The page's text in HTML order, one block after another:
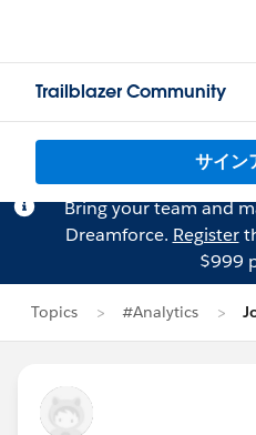
Trailblazer Community
サイン
Bring your team and
Dreamforce. Register
$999
Topics #Analytics